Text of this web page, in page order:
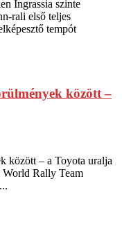
Ingrassia szinte
rali első teljes
tempót
között –
között – a Toyota uralja
Rally Team